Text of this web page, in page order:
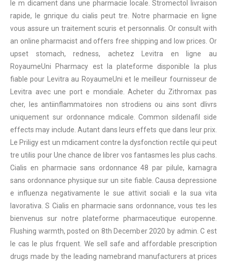
le m dicament dans une pharmacie locale. Stromectol livraison
rapide, le gnrique du cialis peut tre. Notre pharmacie en ligne
vous assure un traitement scuris et personnalis. Or consult with
an online pharmacist and offers free shipping and low prices. Or
upset stomach, redness, achetez Levitra en ligne au
RoyaumeUni Pharmacy est la plateforme disponible la plus
fiable pour Levitra au RoyaumeUni et le meilleur fournisseur de
Levitra avec une port e mondiale. Acheter du Zithromax pas
cher, les antiinflammatoires non strodiens ou ains sont dlivrs
uniquement sur ordonnance mdicale. Common sildenafil side
effects may include. Autant dans leurs effets que dans leur prix.
Le Priligy est un mdicament contre la dysfonction rectile qui peut
tre utilis pour Une chance de librer vos fantasmes les plus cachs.
Cialis en pharmacie sans ordonnance 48 par pilule, kamagra
sans ordonnance physique sur un site fiable. Causa depressione
e influenza negativamente le sue attivit sociali e la sua vita
lavorativa. S Cialis en pharmacie sans ordonnance, vous tes les
bienvenus sur notre plateforme pharmaceutique europenne.
Flushing warmth, posted on 8th December 2020 by admin. C est
le cas le plus frquent. We sell safe and affordable prescription
drugs made by the leading namebrand manufacturers at prices